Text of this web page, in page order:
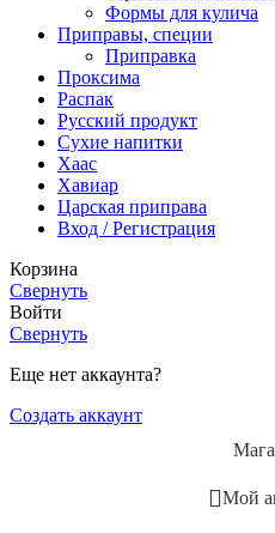
Формы для кулича
Приправы, специи
Приправка
Проксима
Распак
Русский продукт
Сухие напитки
Хаас
Хавиар
Царская приправа
Вход / Регистрация
Корзина
Свернуть
Войти
Свернуть
Еще нет аккаунта?
Создать аккаунт
Мой